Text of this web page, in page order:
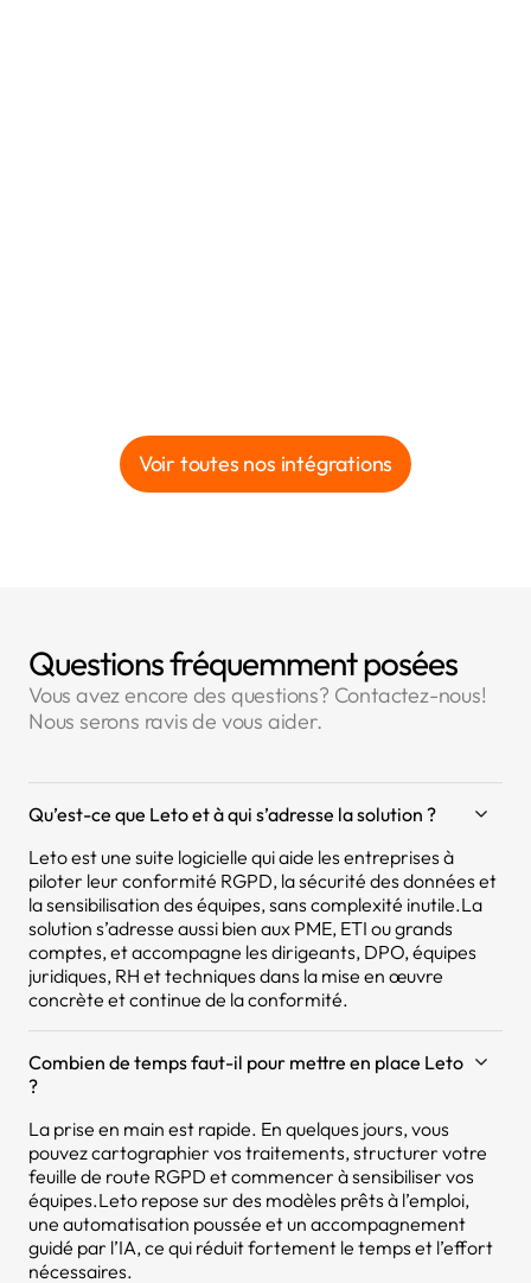
Voir toutes nos intégrations
Questions fréquemment posées
Vous avez encore des questions? Contactez-nous!
Nous serons ravis de vous aider.
Qu’est-ce que Leto et à qui s’adresse la solution ?
Leto est une suite logicielle qui aide les entreprises à
piloter leur conformité RGPD, la sécurité des données et
la sensibilisation des équipes, sans complexité inutile.La
solution s’adresse aussi bien aux PME, ETI ou grands
comptes, et accompagne les dirigeants, DPO, équipes
juridiques, RH et techniques dans la mise en œuvre
concrète et continue de la conformité.
Combien de temps faut-il pour mettre en place Leto
?
La prise en main est rapide. En quelques jours, vous
pouvez cartographier vos traitements, structurer votre
feuille de route RGPD et commencer à sensibiliser vos
équipes.Leto repose sur des modèles prêts à l’emploi,
une automatisation poussée et un accompagnement
guidé par l’IA, ce qui réduit fortement le temps et l’effort
nécessaires.